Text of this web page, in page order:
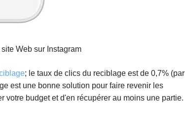
Web sur Instagram
; le taux de clics du reciblage est de 0,7% (par
est une bonne solution pour faire revenir les
votre budget et d'en récupérer au moins une partie.